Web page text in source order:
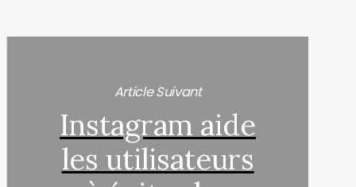
Article Suivant
Instagram aide
les utilisateurs